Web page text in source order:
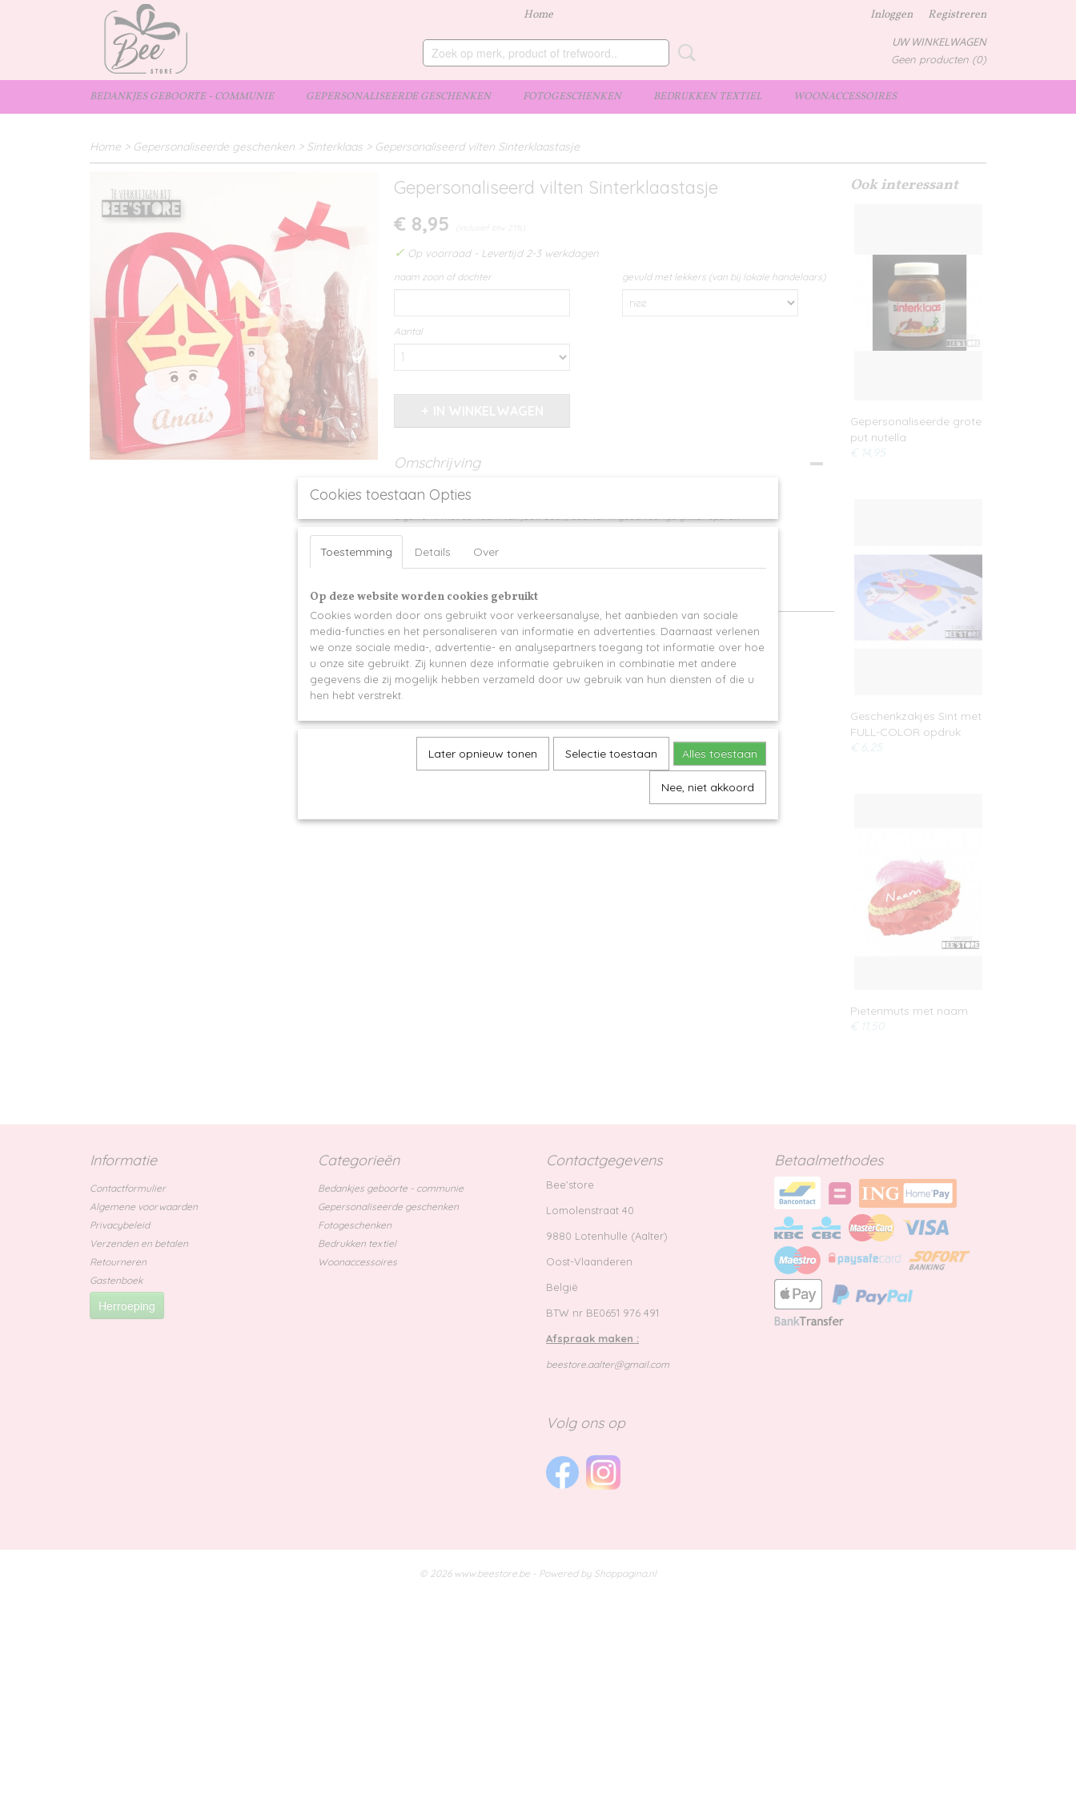
Home Inloggen Registreren
UW WINKELWAGEN
Geen producten (0)
BEDANKJES GEBOORTE - COMMUNIE GEPERSONALISEERDE GESCHENKEN FOTOGESCHENKEN BEDRUKKEN TEXTIEL WOONACCESSOIRES
Home > Gepersonaliseerde geschenken > Sinterklaas > Gepersonaliseerd vilten Sinterklaastasje
Gepersonaliseerd vilten Sinterklaastasje
€ 8,95 (inclusief btw 21%)
✓ Op voorraad - Levertijd 2-3 werkdagen
naam zoon of dochter gevuld met lekkers (van bij lokale handelaars)
Aantal
Omschrijving
Laat de oogjes van jouw sloeber nog meer glinsteren met deze Sinterklaastas
afgewerkt met de naam van jouw zoon/dochter in goudkleurige glitter opdruk
Afmetingen: 16 x 8 x 15H (23H handvaten inbegrepen).
Levertijd 2-3 werkdagen
Ook interessant
Gepersonaliseerde grote
put nutella
€ 14,95
Geschenkzakjes Sint met
FULL-COLOR opdruk
€ 6,25
Pietenmuts met naam
€ 11,50
Informatie
Contactformulier
Algemene voorwaarden
Privacybeleid
Verzenden en betalen
Retourneren
Gastenboek
Herroeping
Categorieën
Bedankjes geboorte - communie
Gepersonaliseerde geschenken
Fotogeschenken
Bedrukken textiel
Woonaccessoires
Contactgegevens
Bee'store
Lomolenstraat 40
9880 Lotenhulle (Aalter)
Oost-Vlaanderen
België
BTW nr BE0651 976 491
Afspraak maken :
beestore.aalter@gmail.com
Volg ons op
Betaalmethodes
© 2026 www.beestore.be - Powered by Shoppagina.nl
Cookies toestaan Opties
Toestemming Details Over
Op deze website worden cookies gebruikt
Cookies worden door ons gebruikt voor verkeersanalyse, het aanbieden van sociale
media-functies en het personaliseren van informatie en advertenties. Daarnaast verlenen
we onze sociale media-, advertentie- en analysepartners toegang tot informatie over hoe
u onze site gebruikt. Zij kunnen deze informatie gebruiken in combinatie met andere
gegevens die zij mogelijk hebben verzameld door uw gebruik van hun diensten of die u
hen hebt verstrekt.
Later opnieuw tonen Selectie toestaan Alles toestaan
Nee, niet akkoord